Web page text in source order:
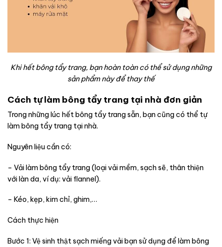
Khi hết bông tẩy trang, bạn hoàn toàn có thể sử dụng những
sản phẩm này để thay thế
Cách tự làm bông tẩy trang tại nhà đơn giản
Trong những lúc hết bông tẩy trang sẵn, bạn cũng có thể tự
làm bông tẩy trang tại nhà.
Nguyên liệu cần có:
– Vải làm bông tẩy trang (loại vải mềm, sạch sẽ, thân thiện
với làn da, ví dụ: vải flannel).
– Kéo, kẹp, kim chỉ, ghim,…
Cách thực hiện
Bước 1: Vệ sinh thật sạch miếng vải bạn sử dụng để làm bông